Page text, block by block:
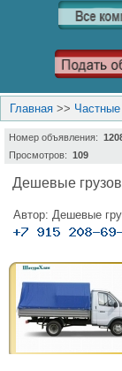
Главная >>
Номер объявления:
Просмотров: 109
Дешевые
Автор: Дешевые